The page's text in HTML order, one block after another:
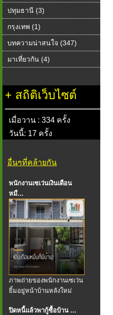
ปทุมธานี (3)
กรุงเทพ (1)
บทความน่าสนใจ (347)
มาเที่ยวกัน (4)
+ สถิติเว็บไซต์
เมื่อวาน : 334 ครั้ง
วันนี้: 17 ครั้ง
อื่นๆที่คล้ายกัน
พนักงานเซเว่นเงินเดือน
หมื...
ภาพถ่ายของพนักงานเซเว่น
ยิ้มอยู่หน้าบ้านหลังใหม่
ปิดหนี้แล้วพากู้ซื้อบ้าน ...